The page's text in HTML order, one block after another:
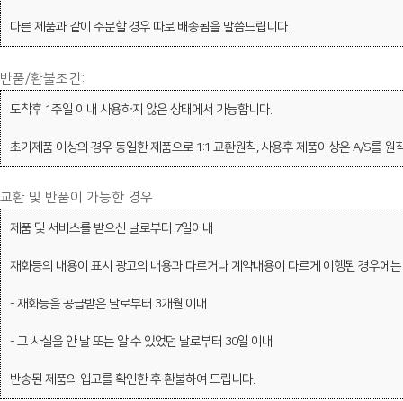
다른 제품과 같이 주문할 경우 따로 배송됨을 말씀드립니다.
반품/환불조건:
도착후 1주일 이내 사용하지 않은 상태에서 가능합니다.
초기제품 이상의 경우 동일한 제품으로 1:1 교환원칙, 사용후 제품이상은 A/S를 원
교환 및 반품이 가능한 경우
제품 및 서비스를 받으신 날로부터 7일이내
재화등의 내용이 표시 광고의 내용과 다르거나 계약내용이 다르게 이행된 경우에는
- 재화등을 공급받은 날로부터 3개월 이내
- 그 사실을 안 날 또는 알 수 있었던 날로부터 30일 이내
반송된 제품의 입고를 확인한 후 환불하여 드립니다.